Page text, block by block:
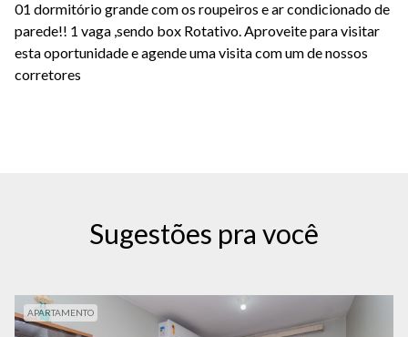
01 dormitório grande com os roupeiros e ar condicionado de
parede!! 1 vaga ,sendo box Rotativo. Aproveite para visitar
esta oportunidade e agende uma visita com um de nossos
corretores
Sugestões pra você
APARTAMENTO